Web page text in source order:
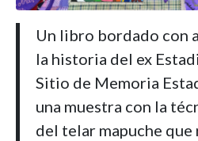
Un libro bordado con
la historia del ex
Sitio de Memoria
una muestra con la
del telar mapuche